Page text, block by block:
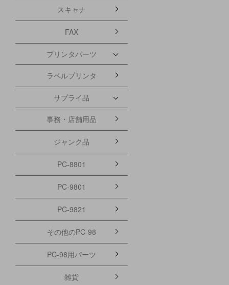
スキャナ
FAX
プリンタパーツ
ラベルプリンタ
サプライ品
事務・店舗用品
ジャンク品
PC-8801
PC-9801
PC-9821
その他のPC-98
PC-98用パーツ
雑貨